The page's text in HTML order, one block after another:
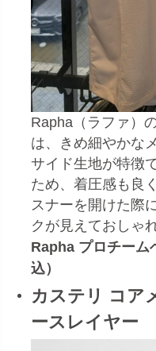
Rapha（ラファ）
は、きめ細やかな
サイド生地が特徴
ため、着圧感も良
スナーを開けた際
クが見えておしゃ
Rapha プロチーム
込）
カステリ コア
ースレイヤー